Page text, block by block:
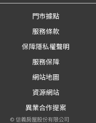
門市據點
服務條款
保障隱私權聲明
服務保障
網站地圖
資源網站
異業合作提案
©信義房屋股份有限公司